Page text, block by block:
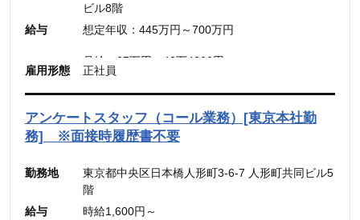
■メンバー・リーダー
想定年収：500万円～800万円
（固定残業代：45時間分【7万8,500円〜12万
5,600円】含む。）
※45時間を超える時間外労働分についての割増賃
金は別途追加支給
ビル8階
給与
想定年収：445万円～700万円
月給：27万円～42万4300円
（固定残業代：45時間分【7万円～10万9900
円】）
（45時間を超える時間外労働分についての割増賃
金は別途追加支給）
雇用形態 正社員
アンケートスタッフ（コール業務）[東京本社勤
務] ※面接時履歴書不要
勤務地
東京都中央区日本橋人形町3-6-7 人形町共同ビル5
階
給与
時給1,600円～